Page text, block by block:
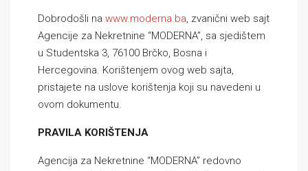
Dobrodošli na www.moderna.ba, zvanični web sajt
Agencije za Nekretnine “MODERNA”, sa sjedištem
u Studentska 3, 76100 Brčko, Bosna i
Hercegovina. Korištenjem ovog web sajta,
pristajete na uslove korištenja koji su navedeni u
ovom dokumentu.
PRAVILA KORIŠTENJA
Agencija za Nekretnine “MODERNA” redovno